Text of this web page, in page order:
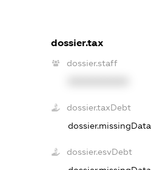
dossier.tax
dossier.staff
dossier.taxDebt
dossier.missingData
dossier.esvDebt